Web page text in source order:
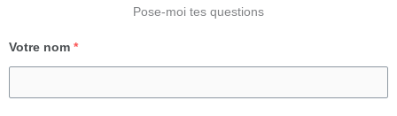
Pose-moi tes questions
Votre nom *